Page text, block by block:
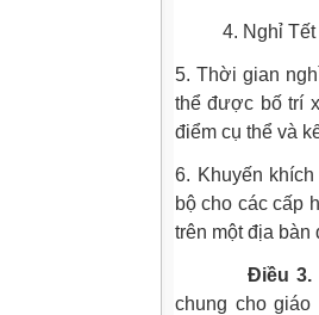
4. Nghỉ Tết
5. Thời gian
thể được bố trí
điểm cụ thể và
6. Khuyến
bộ cho các cấp
trên một địa
Điều 3.
chung cho